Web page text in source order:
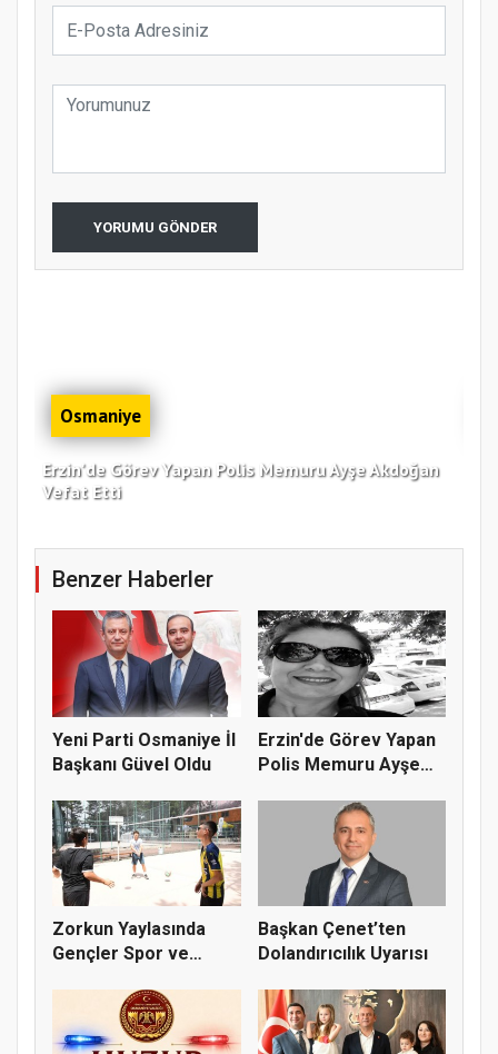
YORUMU GÖNDER
Osmaniye
Erzin'de Görev Yapan Polis Memuru Ayşe Akdoğan
Vefat Etti
Benzer Haberler
Yeni Parti Osmaniye İl
Başkanı Güvel Oldu
Erzin'de Görev Yapan
Polis Memuru Ayşe
Zorkun Yaylasında
Gençler Spor ve
Başkan Çenet’ten
Dolandırıcılık Uyarısı